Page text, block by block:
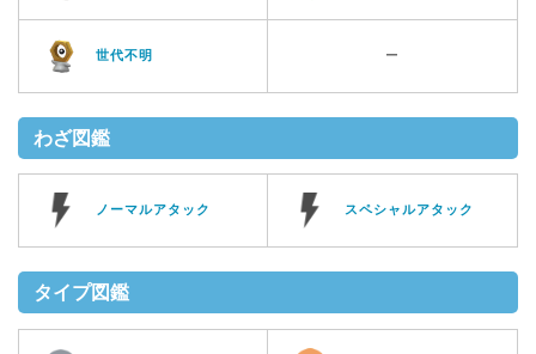
世代不明 ー
わざ図鑑
ノーマルアタック スペシャルアタック
タイプ図鑑